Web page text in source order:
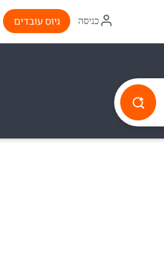
איקון
התחברות
כניסה גיוס עובדים